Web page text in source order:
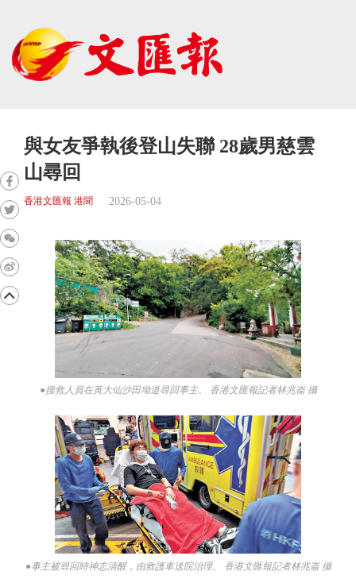
與女友爭執後登山失聯 28歲男慈雲
山尋回
香港文匯報 港聞 2026-05-04
●搜救人員在黃大仙沙田坳道尋回事主。 香港文匯報記者林兆崙 攝
●事主被尋回時神志清醒，由救護車送院治理。 香港文匯報記者林兆崙 攝